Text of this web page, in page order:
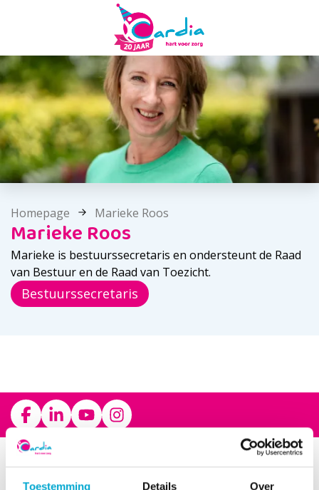
Toestemming Details Over
Homepage Marieke Roos
Marieke Roos
Marieke is bestuurssecretaris en ondersteunt de Raad
van Bestuur en de Raad van Toezicht.
Bestuurssecretaris
Footer
Wonen